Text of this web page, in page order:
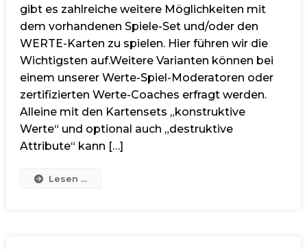
gibt es zahlreiche weitere Möglichkeiten mit
dem vorhandenen Spiele-Set und/oder den
WERTE-Karten zu spielen. Hier führen wir die
Wichtigsten auf.Weitere Varianten können bei
einem unserer Werte-Spiel-Moderatoren oder
zertifizierten Werte-Coaches erfragt werden.
Alleine mit den Kartensets „konstruktive
Werte“ und optional auch „destruktive
Attribute“ kann […]
Lesen ...